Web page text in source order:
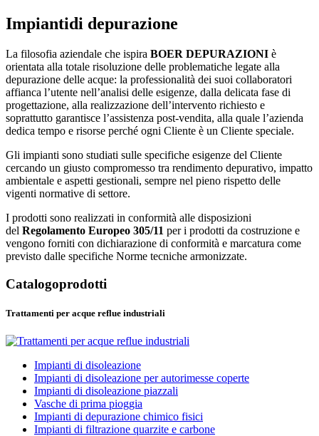
Impiantidi depurazione
La filosofia aziendale che ispira BOER DEPURAZIONI è
orientata alla totale risoluzione delle problematiche legate alla
depurazione delle acque: la professionalità dei suoi collaboratori
affianca l’utente nell’analisi delle esigenze, dalla delicata fase di
progettazione, alla realizzazione dell’intervento richiesto e
soprattutto garantisce l’assistenza post-vendita, alla quale l’azienda
dedica tempo e risorse perché ogni Cliente è un Cliente speciale.
Gli impianti sono studiati sulle specifiche esigenze del Cliente
cercando un giusto compromesso tra rendimento depurativo, impatto
ambientale e aspetti gestionali, sempre nel pieno rispetto delle
vigenti normative di settore.
I prodotti sono realizzati in conformità alle disposizioni
del Regolamento Europeo 305/11 per i prodotti da costruzione e
vengono forniti con dichiarazione di conformità e marcatura come
previsto dalle specifiche Norme tecniche armonizzate.
Catalogoprodotti
Trattamenti per acque reflue industriali
Impianti di disoleazione
Impianti di disoleazione per autorimesse coperte
Impianti di disoleazione piazzali
Vasche di prima pioggia
Impianti di depurazione chimico fisici
Impianti di filtrazione quarzite e carbone